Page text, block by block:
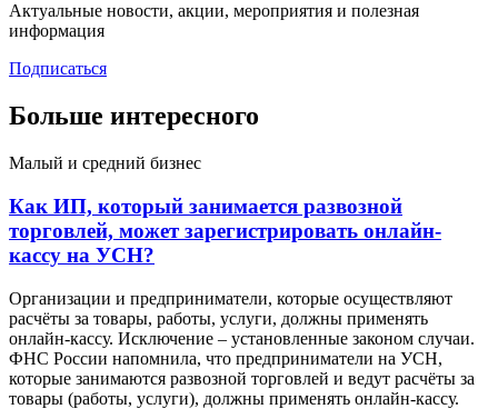
Актуальные новости, акции, мероприятия и полезная
информация
Подписаться
Больше интересного
Малый и средний бизнес
Как ИП, который занимается развозной
торговлей, может зарегистрировать онлайн-
кассу на УСН?
Организации и предприниматели, которые осуществляют
расчёты за товары, работы, услуги, должны применять
онлайн-кассу. Исключение – установленные законом случаи.
ФНС России напомнила, что предприниматели на УСН,
которые занимаются развозной торговлей и ведут расчёты за
товары (работы, услуги), должны применять онлайн-кассу.